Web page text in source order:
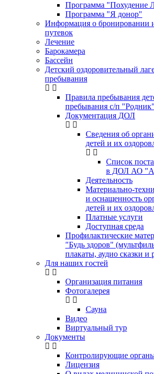
Программа "Похудение
Программа "Я донор"
Информация о бронировании
путевок
Лечение
Барокамера
Бассейн
Детский оздоровительный
пребывания
Правила пребывания
пребывания с/п "Родник"
Документация ДОЛ
Сведения об
детей и их
Список
в ДОЛ АО
Деятельность
Материально-
и оснащенность
детей и их
Платные услуги
Доступная среда
Профилактические
"Будь здоров"
плакаты, аудио сказки и
Для наших гостей
Организация питания
Фотогалерея
Сауна
Видео
Виртуальный тур
Документы
Контролирующие
Лицензия